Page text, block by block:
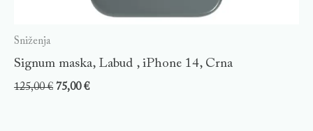
Sniženja
Signum maska, Labud , iPhone 14, Crna
125,00€ 75,00€